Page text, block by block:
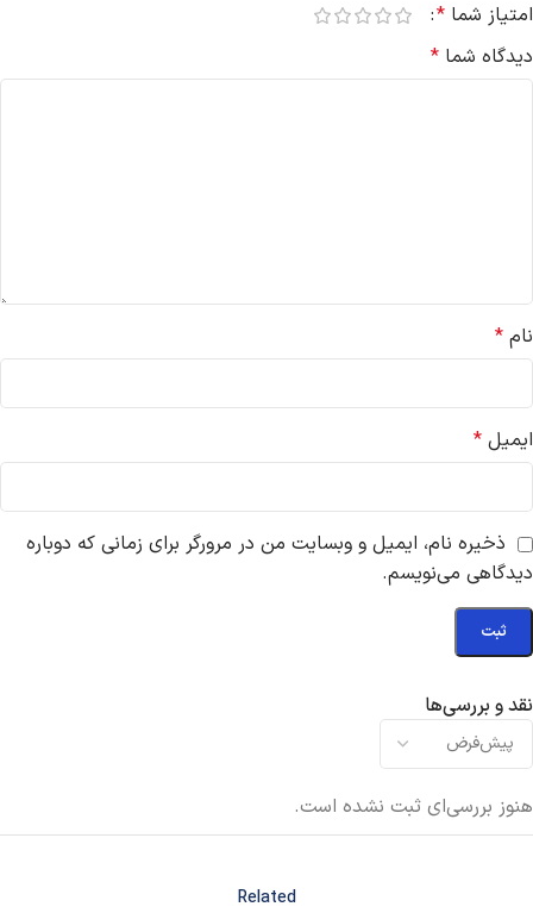
نقد و بررسی‌ها
هنوز بررسی‌ای ثبت نشده است.
امتیاز شما *
دیدگاه شما *
نام *
ایمیل *
ذخیره نام، ایمیل و وبسایت من در مرورگر برای زمانی که دوباره
دیدگاهی می‌نویسم.
Related